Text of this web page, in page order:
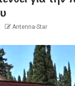
Antenna-Star